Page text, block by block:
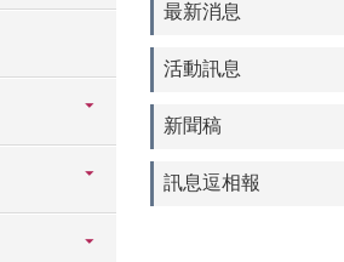
最新消息
活動訊息
新聞稿
訊息逗相報